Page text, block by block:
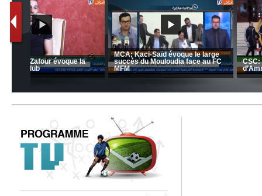
MCA: Kaci-Saïd évoque le
succès du Mouloudia face
MFM
JSK: Brahim Zafour évoque la
situation du club